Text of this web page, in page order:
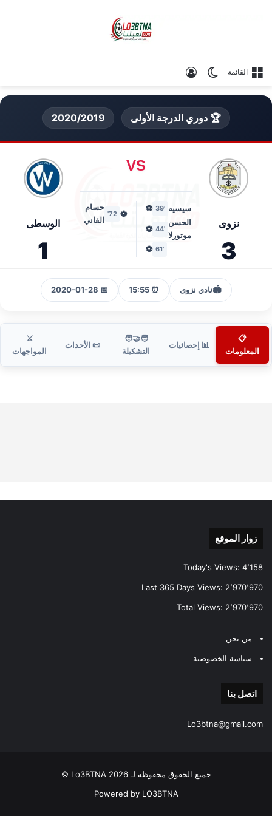
القائمة الوضع المظلم
🏆 دوري الدرجة الأولى 2020/2019
نزوى
3
VS
سيسيه '39
⚽
الحسن
موتورلا
'44
⚽
'61
⚽
⚽
72'
حسام
القاني
الوسطى
1
🏟️نادي نزوى ⏰ 15:55
📅 2020-01-28
📋
المعلومات
📊 إحصائيات
🧑‍🤝‍🧑
التشكيلة
📜 الأحداث
⚔️
المواجهات
زوار الموقع
Today's Views: 4٬158
Last 365 Days Views: 2٬970٬970
Total Views: 2٬970٬970
من نحن
سياسة الخصوصية
اتصل بنا
Lo3btna@gmail.com
جميع الحقوق محفوظة لـ Lo3BTNA 2026 ©
Powered by LO3BTNA